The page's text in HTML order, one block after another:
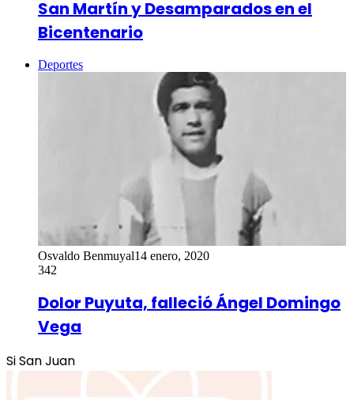
San Martín y Desamparados en el
Bicentenario
Deportes
Osvaldo Benmuyal14 enero, 2020
342
Dolor Puyuta, falleció Ángel Domingo
Vega
Si San Juan